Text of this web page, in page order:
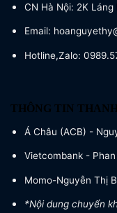
CN Hà Nội: 2K
Email:
Hotline,Zalo:
THÔNG TIN
Á Châu (ACB) -
Vietcombank -
Momo-Nguyễn Thị
*Nội dung chuyển